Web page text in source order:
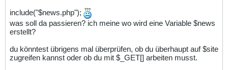
include("$news.php");
was soll da passieren? ich meine wo wird eine Variable $news
erstellt?
du könntest übrigens mal überprüfen, ob du überhaupt auf $site
zugreifen kannst oder ob du mit $_GET[] arbeiten musst.